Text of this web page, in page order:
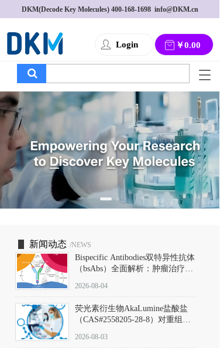
DKM(Decode Key Molecules) 400-168-1698
  info@DKM.cn
Login ￥0.00
T
g
l
e
n
a
v
i
g
a
新闻动态 /NEWS
Bispecific Antibodies双特异性抗体
（bsAbs）全面解析：肿瘤治疗的
2026-08-04
荧光素衍生物AkaLumine盐酸盐
（CAS#2558205-28-8）对重组萤
数（Km）为2.06 μM；其近红外
2026-08-03